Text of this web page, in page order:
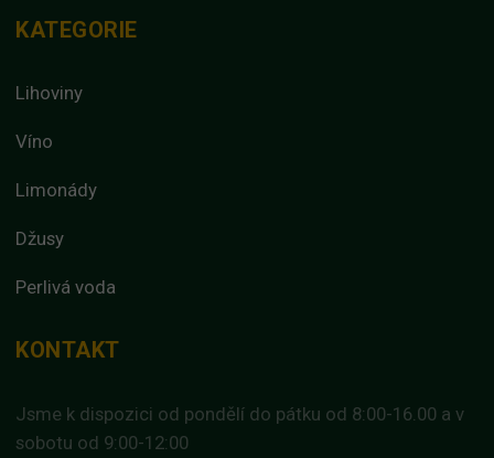
KATEGORIE
Lihoviny
Víno
Limonády
Džusy
Perlivá voda
KONTAKT
Jsme k dispozici od pondělí do pátku od 8:00-16.00 a v
sobotu od 9:00-12:00